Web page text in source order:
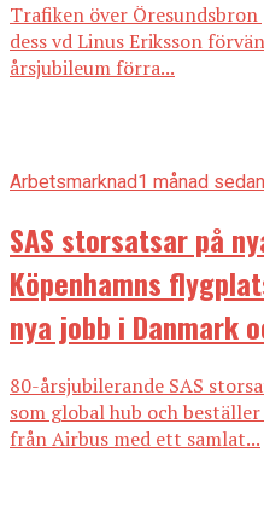
Trafiken över
dess vd Linus Eriksson
årsjubileum förra...
Arbetsmarknad1 månad sedan
SAS storsatsar på
Köpenhamns
nya jobb i Danmark
80-årsjubilerande SAS
som global hub och
från Airbus med ett samlat...